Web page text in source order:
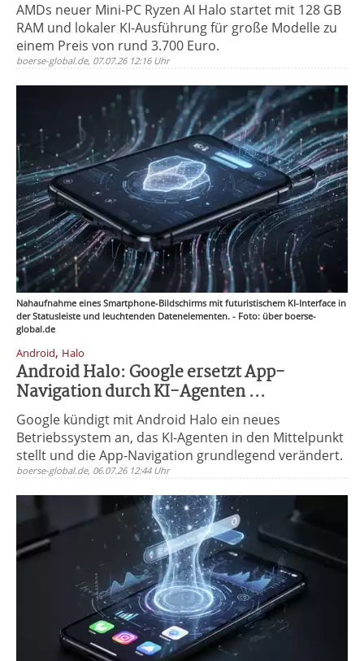
AMDs neuer Mini-PC Ryzen AI Halo startet mit 128 GB
RAM und lokaler KI-Ausführung für große Modelle zu
einem Preis von rund 3.700 Euro.
boerse-global.de, 07.07.26 12:16 Uhr
Nahaufnahme eines Smartphone-Bildschirms mit futuristischem KI-Interface in
der Statusleiste und leuchtenden Datenelementen. - Foto: über boerse-
global.de
Android, Halo
Android Halo: Google ersetzt App-
Navigation durch KI-Agenten ...
Google kündigt mit Android Halo ein neues
Betriebssystem an, das KI-Agenten in den Mittelpunkt
stellt und die App-Navigation grundlegend verändert.
boerse-global.de, 06.07.26 12:44 Uhr